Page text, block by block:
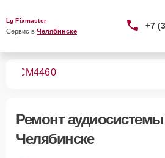
Lg Fixmaster
Сервис в Челябинске
+7
CM4460
Ремонтаудиосистемы
Челябинске